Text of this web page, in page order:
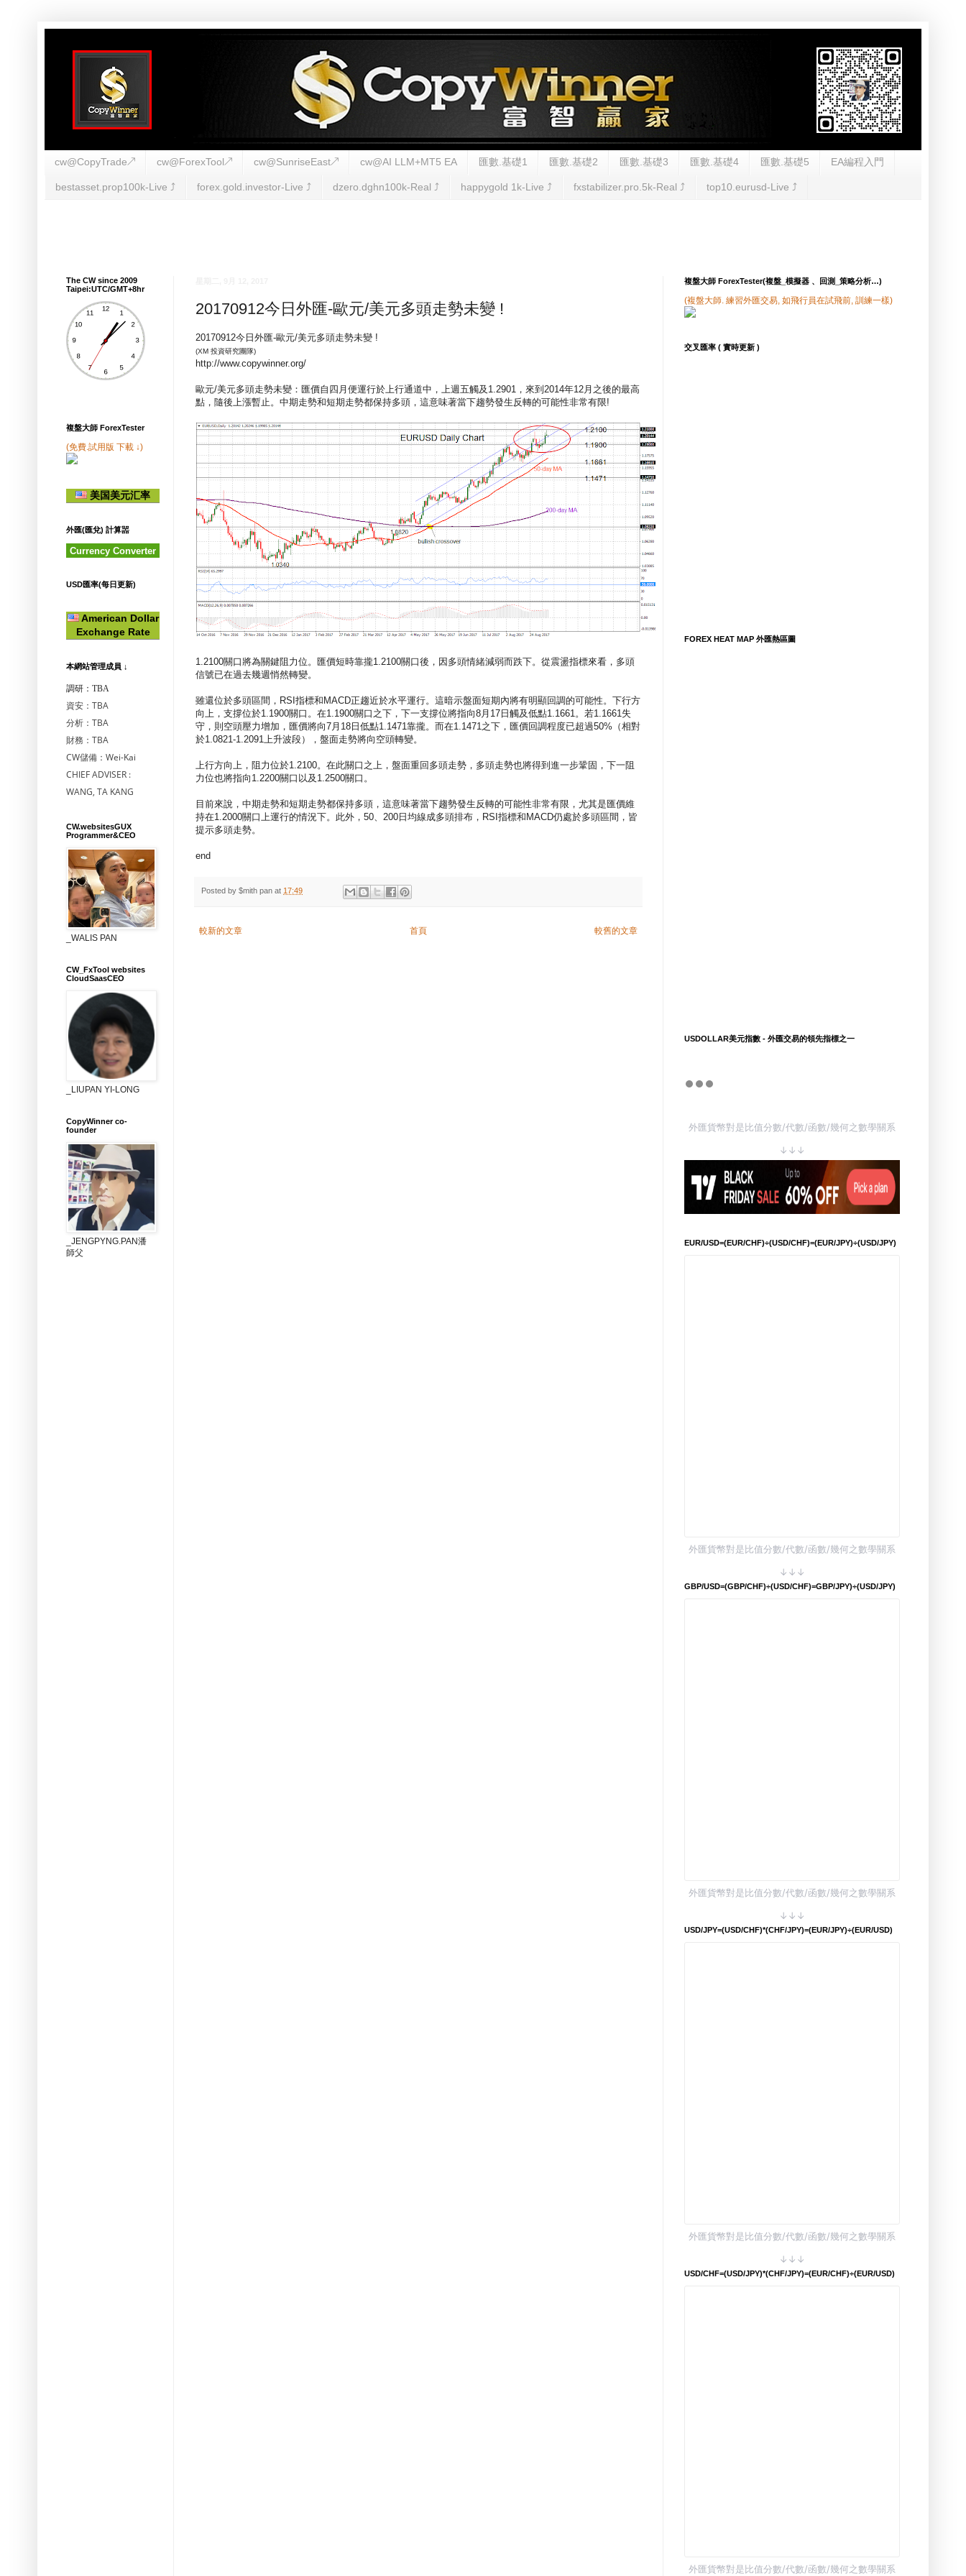
cw@CopyTrade↗ cw@ForexTool↗ cw@SunriseEast↗ cw@AI LLM+MT5 EA 匯數.基礎1 匯數.基礎2 匯數.基礎3 匯數.基礎4 匯數.基礎5 EA編程入門
bestasset.prop100k-Live ⤴︎ forex.gold.investor-Live ⤴︎ dzero.dghn100k-Real ⤴︎ happygold 1k-Live ⤴︎ fxstabilizer.pro.5k-Real ⤴︎ top10.eurusd-Live ⤴︎
20170912今日外匯-歐元/美元多頭走勢未變 !
20170912今日外匯-歐元/美元多頭走勢未變 !
(XM 投資研究團隊)
http://www.copywinner.org/
歐元/美元多頭走勢未變：匯價自四月便運行於上行通道中，上週五觸及1.2901，來到2014年12月之後的最高
點，隨後上漲暫止。中期走勢和短期走勢都保持多頭，這意味著當下趨勢發生反轉的可能性非常有限!
1.2100關口將為關鍵阻力位。匯價短時靠攏1.2100關口後，因多頭情緒減弱而跌下。從震盪指標來看，多頭
信號已在過去幾週悄然轉變。
雖還位於多頭區間，RSI指標和MACD正趨近於水平運行。這暗示盤面短期內將有明顯回調的可能性。下行方
向上，支撐位於1.1900關口。在1.1900關口之下，下一支撐位將指向8月17日觸及低點1.1661。若1.1661失
守，則空頭壓力增加，匯價將向7月18日低點1.1471靠攏。而在1.1471之下，匯價回調程度已超過50%（相對
於1.0821-1.2091上升波段），盤面走勢將向空頭轉變。
上行方向上，阻力位於1.2100。在此關口之上，盤面重回多頭走勢，多頭走勢也將得到進一步鞏固，下一阻
力位也將指向1.2200關口以及1.2500關口。
目前來說，中期走勢和短期走勢都保持多頭，這意味著當下趨勢發生反轉的可能性非常有限，尤其是匯價維
持在1.2000關口上運行的情況下。此外，50、200日均線成多頭排布，RSI指標和MACD仍處於多頭區間，皆
提示多頭走勢。
end
Posted by $mith pan at 17:49
較新的文章 較舊的文章
首頁
The CW since 2009
Taipei:UTC/GMT+8hr
複盤大師 ForexTester
(免費.試用版 下載 ↓)
美国美元汇率
外匯(匯兌) 計算噐
Currency Converter
USD匯率(每日更新)
American Dollar
Exchange Rate
本網站管理成員 ↓
調研：TBA
資安：TBA
分析：TBA
財務：TBA
CW儲備：Wei-Kai
CHIEF ADVISER :
WANG, TA KANG
CW.websitesGUX
Programmer&CEO
_WALIS PAN
CW_FxTool websites
CloudSaasCEO
_LIUPAN YI-LONG
CopyWinner co-
founder
_JENGPYNG.PAN潘
師父
複盤大師 ForexTester(複盤_模擬器 、回測_策略分析…)
(複盤大師. 練習外匯交易, 如飛行員在試飛前, 訓練一樣)
交叉匯率 ( 實時更新 )
FOREX HEAT MAP 外匯熱區圖
USDOLLAR美元指數 - 外匯交易的領先指標之一
外匯貨幣對是比值分數/代數/函數/幾何之數學關系
↓↓↓
EUR/USD=(EUR/CHF)÷(USD/CHF)=(EUR/JPY)÷(USD/JPY)
外匯貨幣對是比值分數/代數/函數/幾何之數學關系
↓↓↓
GBP/USD=(GBP/CHF)÷(USD/CHF)=GBP/JPY)÷(USD/JPY)
外匯貨幣對是比值分數/代數/函數/幾何之數學關系
↓↓↓
USD/JPY=(USD/CHF)*(CHF/JPY)=(EUR/JPY)÷(EUR/USD)
外匯貨幣對是比值分數/代數/函數/幾何之數學關系
↓↓↓
USD/CHF=(USD/JPY)*(CHF/JPY)=(EUR/CHF)÷(EUR/USD)
外匯貨幣對是比值分數/代數/函數/幾何之數學關系